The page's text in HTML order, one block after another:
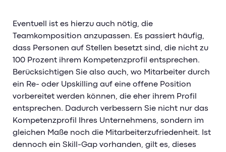
Eventuell ist es hierzu auch nötig, die
Teamkomposition anzupassen. Es passiert häufig,
dass Personen auf Stellen besetzt sind, die nicht zu
100 Prozent ihrem Kompetenzprofil entsprechen.
Berücksichtigen Sie also auch, wo Mitarbeiter durch
ein Re- oder Upskilling auf eine offene Position
vorbereitet werden können, die eher ihrem Profil
entsprechen. Dadurch verbessern Sie nicht nur das
Kompetenzprofil Ihres Unternehmens, sondern im
gleichen Maße noch die Mitarbeiterzufriedenheit. Ist
dennoch ein Skill-Gap vorhanden, gilt es, dieses